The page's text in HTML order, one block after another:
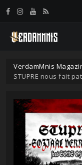
VerdamMnis
STUPRE nous fait
Panneau de gestion